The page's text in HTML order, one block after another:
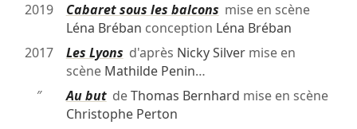
2019
Cabaret sous les balcons mise en scène
Léna Bréban conception Léna Bréban
2017
Les Lyons d'après Nicky Silvermise en
scène Mathilde Penin…
″
Au butdeThomas Bernhard mise en scène
Christophe Perton